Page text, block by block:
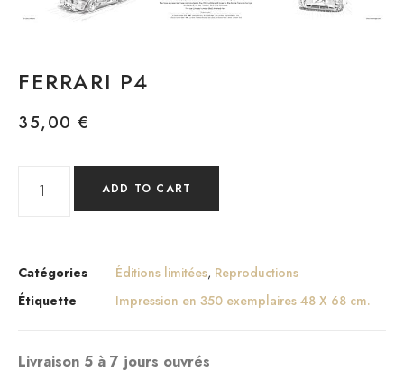
FERRARI P4
35,00 €
ADD TO CART
Catégories Éditions limitées, Reproductions
Étiquette
Impression en 350 exemplaires 48 X 68 cm.
Livraison 5 à 7 jours ouvrés